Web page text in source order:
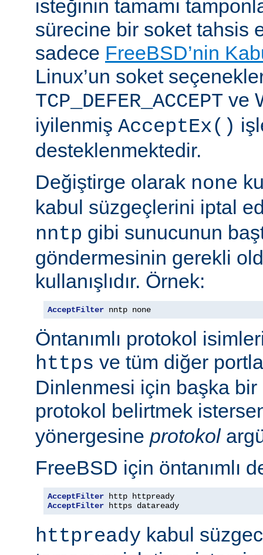
isteğinin tamamı
sürecine bir soket tahsis
sadece FreeBSD’nin
Linux’un soket
TCP_DEFER_ACCEPT ve
iyilenmiş AcceptEx()
desteklenmektedir.
Değiştirge olarak none
kabul süzgeçlerini iptal
nntp gibi sunucunun
göndermesinin gerekli
kullanışlıdır. Örnek:
AcceptFilter nntp none
Öntanımlı protokol
https ve tüm diğer
Dinlenmesi için başka
protokol belirtmek
yönergesine protokol
FreeBSD için öntanımlı
AcceptFilter
AcceptFilter https dataready
httpready kabul